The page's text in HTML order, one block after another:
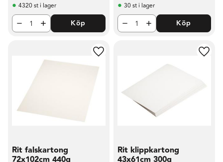
4320 st i lager
Köp
30 st i lager
Köp
Rit falskartong
Lägg till i favoriter
Rit klippkartong